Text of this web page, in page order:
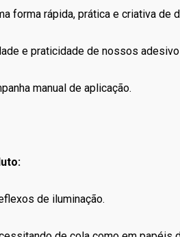
forma rápida, prática e criativa de
e praticidade de nossos
manual de aplicação.
de iluminação.